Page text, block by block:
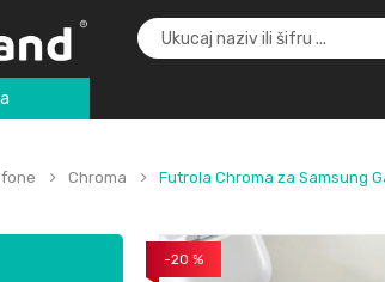
Chroma Futrola Chroma za Samsung
-20 %